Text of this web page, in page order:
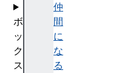
仲
間
に
な
る
ボ
ッ
ク
ス